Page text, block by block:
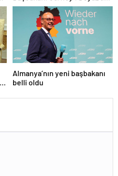
ağırladı
Almanya’nın yeni başbakanı
belli oldu